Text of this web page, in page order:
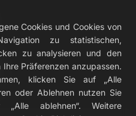
Cookies und Cookies von
zu statistischen,
zu analysieren und den
Präferenzen anzupassen.
klicken Sie auf „Alle
oder Ablehnen nutzen Sie
„Alle ablehnen“. Weitere